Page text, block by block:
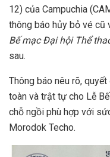
12) của Campuchia
thông báo hủy bỏ vé cũ
Bế mạc Đại hội Thể
sau.
Thông báo nêu rõ,
toàn và trật tự cho Lễ
chỗ ngồi phù hợp với
Morodok Techo.